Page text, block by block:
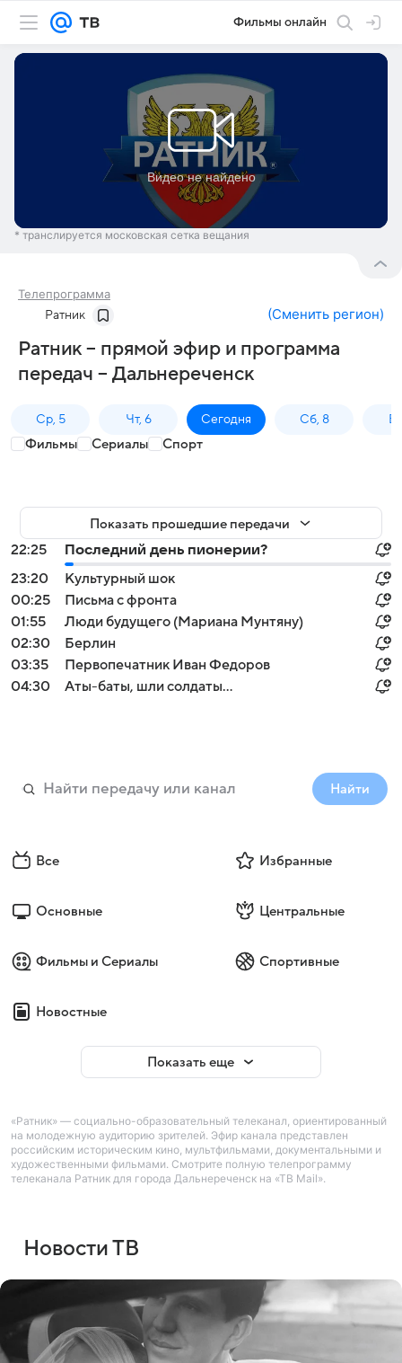
Фильмы онлайн
* транслируется московская сетка вещания
Телепрограмма
Ратник (Сменить регион)
Ратник – прямой эфир и программа
передач – Дальнереченск
Ср, 5 Чт, 6 Сегодня Сб, 8
Фильмы Сериалы Спорт
Показать прошедшие передачи
22:25
Последний день пионерии?
23:20
Культурный шок
00:25
Письма с фронта
01:55
Люди будущего (Мариана Мунтяну)
02:30
Берлин
03:35
Первопечатник Иван Федоров
04:30
Аты-баты, шли солдаты...
Найти
Все Избранные
Основные Центральные
Фильмы и Сериалы Спортивные
Новостные
Показать еще
«Ратник» — социально-образовательный телеканал, ориентированный
на молодежную аудиторию зрителей. Эфир канала представлен
российским историческим кино, мультфильмами, документальными и
художественными фильмами. Смотрите полную телепрограмму
телеканала Ратник для города Дальнереченск на «ТВ Mail».
Новости ТВ